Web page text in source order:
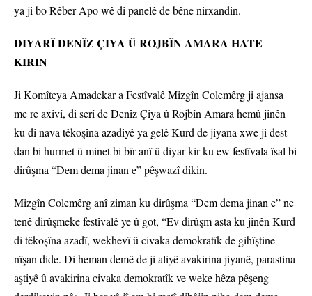
ya ji bo Rêber Apo wê di panelê de bêne nirxandin.
DIYARÎ DENÎZ ÇIYA Û ROJBÎN AMARA HATE
KIRIN
Ji Komîteya Amadekar a Festîvalê Mizgîn Colemêrg ji ajansa
me re axivî, di serî de Denîz Çiya û Rojbîn Amara hemû jinên
ku di nava têkoşîna azadiyê ya gelê Kurd de jiyana xwe ji dest
dan bi hurmet û minet bi bîr anî û diyar kir ku ew festîvala îsal bi
dirûşma “Dem dema jinan e” pêşwazî dikin.
Mizgîn Colemêrg anî ziman ku dirûşma “Dem dema jinan e” ne
tenê dirûşmeke festîvalê ye û got, “Ev dirûşm asta ku jinên Kurd
di têkoşîna azadî, wekhevî û civaka demokratîk de gihîştine
nîşan dide. Di heman demê de ji aliyê avakirina jiyanê, parastina
aştiyê û avakirina civaka demokratîk ve weke hêza pêşeng